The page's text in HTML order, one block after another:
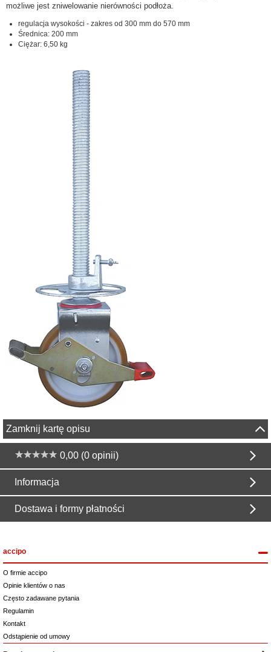
możliwe jest zniwelowanie nierówności podłoża.
regulacja wysokości - zakres od 300 mm do 570 mm
Średnica: 200 mm
Ciężar: 6,50 kg
Zamknij kartę opisu
0,00 (0 opinii)
Informacja
Dostawa i formy płatności
accipo
O firmie accipo
Opinie klientów o nas
Często zadawane pytania
Regulamin
Kontakt
Odstąpienie od umowy